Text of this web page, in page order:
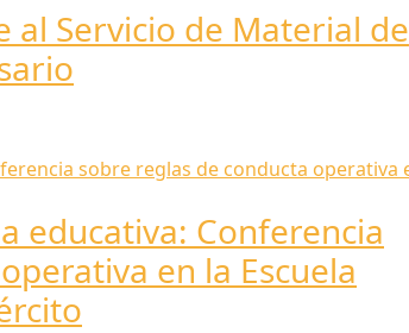
al Servicio de Material de
educativa: Conferencia
en la Escuela